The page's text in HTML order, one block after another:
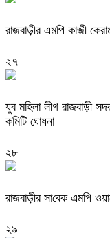
রাজবাড়ীর এমপি কাজী
২৭
যুব মহিলা লীগ রাজবাড়ী
কমিটি ঘোষনা
২৮
রাজবাড়ীর সা‌বেক এম‌পি
২৯